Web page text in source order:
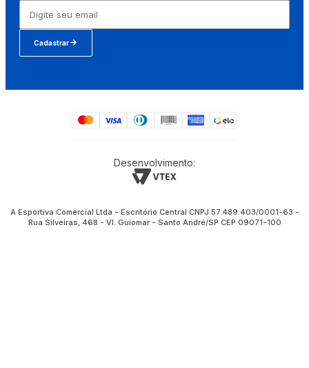
Cadastrar
Desenvolvimento:
A Esportiva Comercial Ltda - Escritório Central CNPJ 57.489.403/0001-63 -
Rua Silveiras, 468 - Vl. Guiomar - Santo André/SP CEP 09071-100